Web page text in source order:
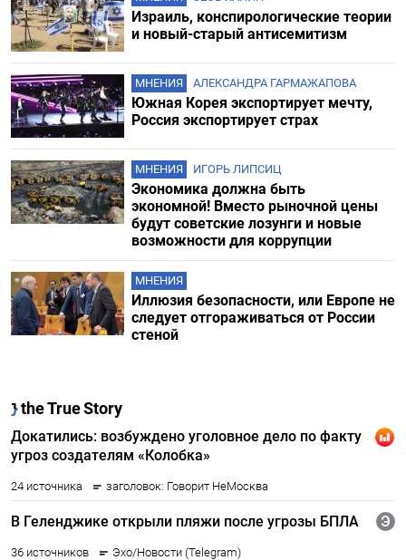
Израиль, конспирологические теории
и новый-старый антисемитизм
МНЕНИЯ АЛЕКСАНДРА ГАРМАЖАПОВА
Южная Корея экспортирует мечту,
Россия экспортирует страх
МНЕНИЯ ИГОРЬ ЛИПСИЦ
Экономика должна быть
экономной! Вместо рыночной цены
будут советские лозунги и новые
возможности для коррупции
МНЕНИЯ
Иллюзия безопасности, или Европе не
следует отгораживаться от России
стеной